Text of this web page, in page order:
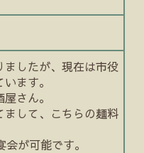
ましたが、現在は市役
ます。
さん。
まして、こちらの麺料
が可能です。